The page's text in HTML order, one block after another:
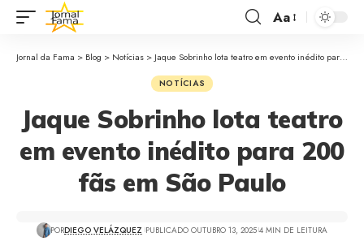
Aa
Jornal da Fama > Blog > Notícias > Jaque Sobrinho lota teatro em evento inédito para 200 fãs em São Paulo
NOTÍCIAS
Jaque Sobrinho lota teatro
em evento inédito para 200
fãs em São Paulo
PORDIEGO VELÁZQUEZ PUBLICADO OUTUBRO 13, 2025 4 MIN DE LEITURA